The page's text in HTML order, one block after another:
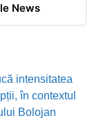
News
intensitatea
în contextul
Bolojan